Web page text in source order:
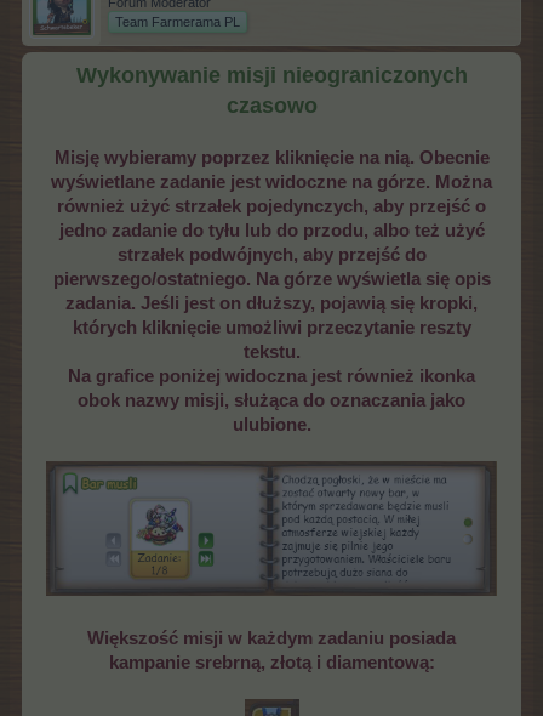
Team Farmerama PL
Wykonywanie misji nieograniczonych
czasowo
Misję wybieramy poprzez kliknięcie na nią. Obecnie
wyświetlane zadanie jest widoczne na górze. Można
również użyć strzałek pojedynczych, aby przejść o
jedno zadanie do tyłu lub do przodu, albo też użyć
strzałek podwójnych, aby przejść do
pierwszego/ostatniego. Na górze wyświetla się opis
zadania. Jeśli jest on dłuższy, pojawią się kropki,
których kliknięcie umożliwi przeczytanie reszty
tekstu.
Na grafice poniżej widoczna jest również ikonka
obok nazwy misji, służąca do oznaczania jako
ulubione.
Większość misji w każdym zadaniu posiada
kampanie srebrną, złotą i diamentową: